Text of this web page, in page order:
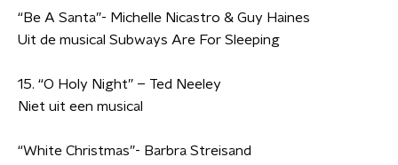
“Be A Santa”- Michelle Nicastro & Guy Haines
Uit de musical Subways Are For Sleeping
15. “O Holy Night” – Ted Neeley
Niet uit een musical
“White Christmas”- Barbra Streisand